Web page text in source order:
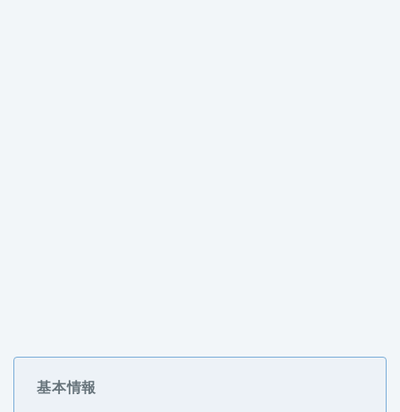
基本情報